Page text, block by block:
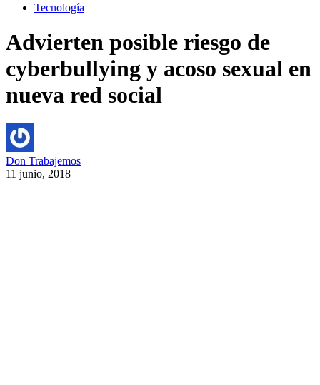
Tecnología
Advierten posible riesgo de
cyberbullying y acoso sexual en
nueva red social
Don Trabajemos
11 junio, 2018